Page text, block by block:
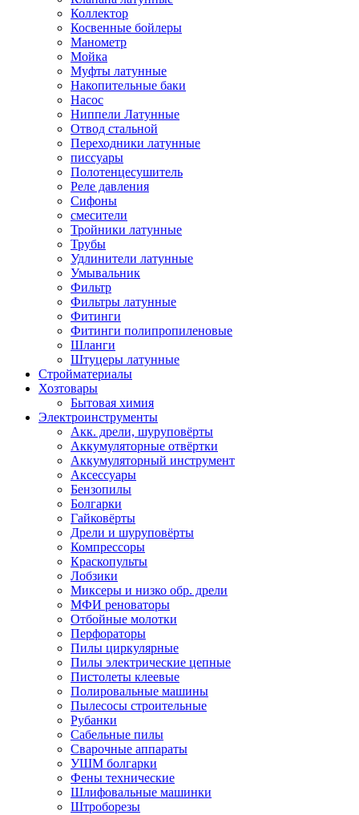
Коллектор
Косвенные бойлеры
Манометр
Мойка
Муфты латунные
Накопительные баки
Насос
Ниппели Латунные
Отвод стальной
Переходники латунные
писсуары
Полотенцесушитель
Реле давления
Сифоны
смесители
Тройники латунные
Трубы
Удлинители латунные
Умывальник
Фильтр
Фильтры латунные
Фитинги
Фитинги полипропиленовые
Шланги
Штуцеры латунные
Стройматериалы
Хозтовары
Бытовая химия
Электроинструменты
Акк. дрели, шуруповёрты
Аккумуляторные отвёртки
Аккумуляторный инструмент
Аксессуары
Бензопилы
Болгарки
Гайковёрты
Дрели и шуруповёрты
Компрессоры
Краскопульты
Лобзики
Миксеры и низко обр. дрели
МФИ реноваторы
Отбойные молотки
Перфораторы
Пилы циркулярные
Пилы электрические цепные
Пистолеты клеевые
Полировальные машины
Пылесосы строительные
Рубанки
Сабельные пилы
Сварочные аппараты
УШМ болгарки
Фены технические
Шлифовальные машинки
Штроборезы